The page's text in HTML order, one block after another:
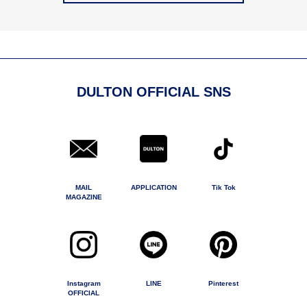
DULTON OFFICIAL SNS
MAIL
MAGAZINE
APPLICATION Tik Tok
Instagram
OFFICIAL
LINE Pinterest